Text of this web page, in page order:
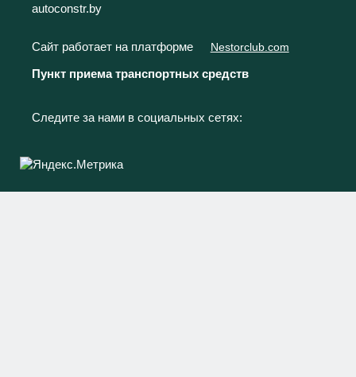
autoconstr.by
Сайт работает на платформе Nestorclub.com
Пункт приема транспортных средств
Следите за нами в социальных сетях: